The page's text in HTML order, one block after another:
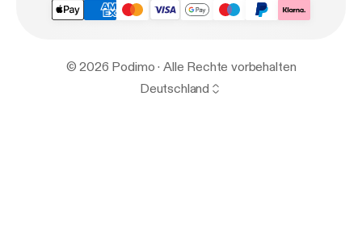
© 2026 Podimo · Alle Rechte vorbehalten
Deutschland